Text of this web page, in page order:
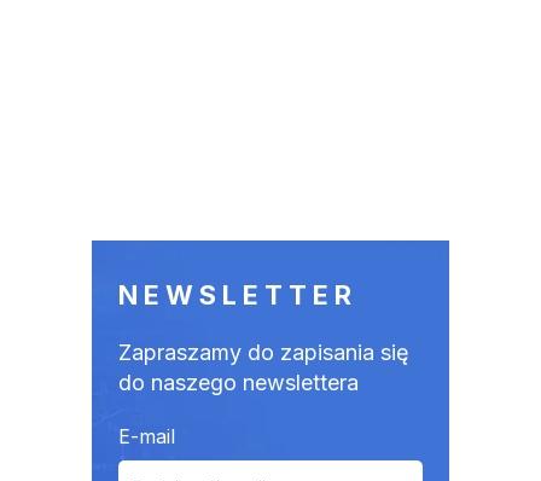
NEWSLETTER
Zapraszamy do zapisania się
do naszego newslettera
E-mail